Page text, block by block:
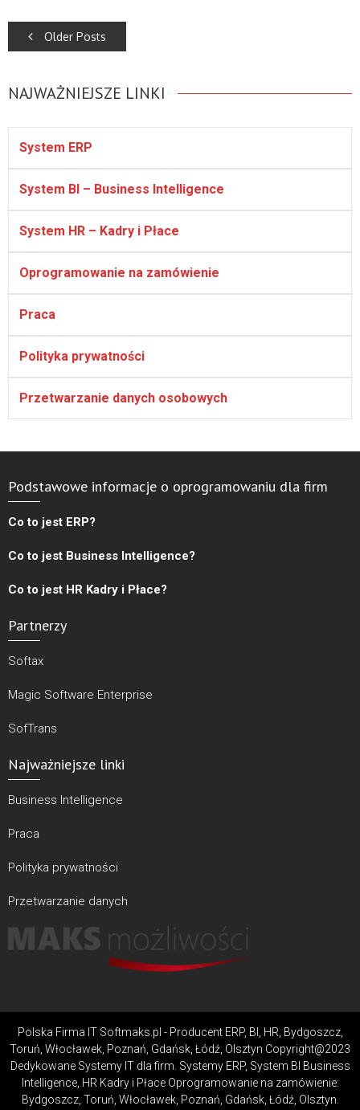
Posts
navigation
Older Posts
NAJWAŻNIEJSZE LINKI
System ERP
System BI – Business Intelligence
System HR – Kadry i Płace
Oprogramowanie na zamówienie
Praca
Polityka prywatności
Przetwarzanie danych osobowych
Podstawowe informacje o oprogramowaniu dla firm
Co to jest ERP?
Co to jest Business Intelligence?
Co to jest HR Kadry i Płace?
Partnerzy
Softax
Magic Software Enterprise
SofTrans
Najważniejsze linki
Business Intelligence
Praca
Polityka prywatności
Przetwarzanie danych
Polska Firma IT Softmaks.pl - Producent ERP, BI, HR, Bydgoszcz,
Toruń, Włocławek, Poznań, Gdańsk, Łódź, Olsztyn Copyright@2023
Dedykowane Systemy IT dla firm. Systemy ERP, System BI Business
Intelligence, HR Kadry i Płace Oprogramowanie na zamówienie:
Bydgoszcz, Toruń, Włocławek, Poznań, Gdańsk, Łódź, Olsztyn.